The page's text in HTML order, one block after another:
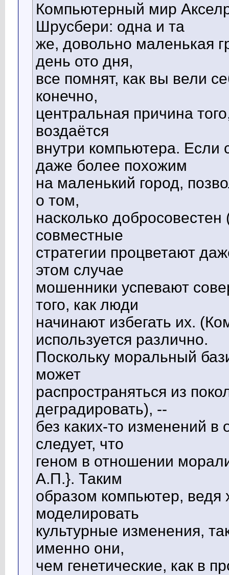
Компьютерный мир
Шрусбери: одна и та
же, довольно маленькая
день ото дня,
все помнят, как вы вели
конечно,
центральная причина
воздаётся
внутри компьютера.
даже более похожим
на маленький город,
о том,
насколько добросовестен
совместные
стратегии процветают
этом случае
мошенники успевают
того, как люди
начинают избегать их.
используется различно.
Поскольку моральный
может
распространяться из
деградировать), --
без каких-то изменений
следует, что
геном в отношении
А.П.}. Таким
образом компьютер, ведя
моделировать
культурные изменения,
именно они,
чем генетические, как в